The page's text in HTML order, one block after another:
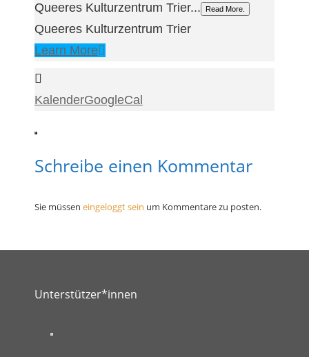
Queeres Kulturzentrum Trier... Read More.
Queeres Kulturzentrum Trier
Learn More
KalenderGoogleCal
Schreibe einen Kommentar
Sie müssen eingeloggt sein um Kommentare zu posten.
Unterstützer*innen